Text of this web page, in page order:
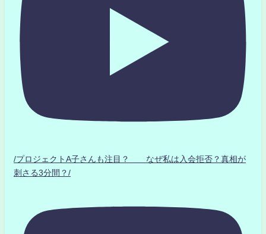
/プロジェクトA子さんも注目？ なぜ私は入会拒否？真相が
刺さる3分間？/